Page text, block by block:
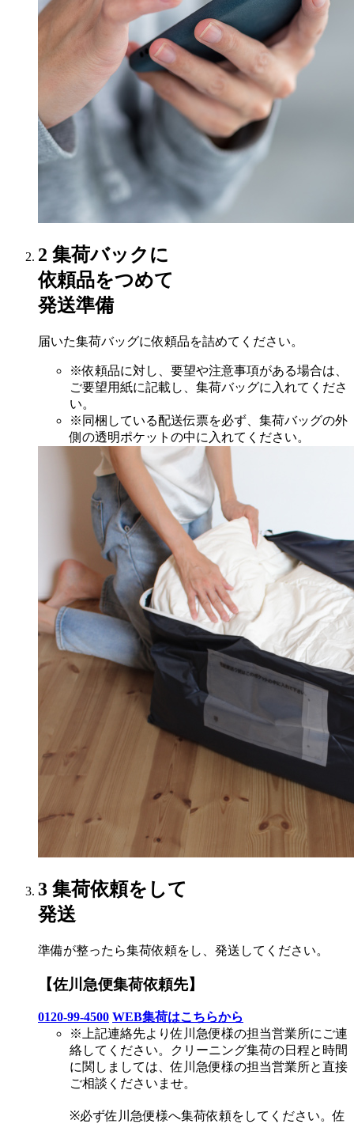
2 集荷バックに
依頼品をつめて
発送準備
届いた集荷バッグに依頼品を詰めてください。
※依頼品に対し、要望や注意事項がある場合は、
ご要望用紙に記載し、集荷バッグに入れてくださ
い。
※同梱している配送伝票を必ず、集荷バッグの外
側の透明ポケットの中に入れてください。
3 集荷依頼をして
発送
準備が整ったら集荷依頼をし、発送してください。
【佐川急便集荷依頼先】
0120-99-4500 WEB集荷はこちらから
※上記連絡先より佐川急便様の担当営業所にご連
絡してください。クリーニング集荷の日程と時間
に関しましては、佐川急便様の担当営業所と直接
ご相談くださいませ。
※必ず佐川急便様へ集荷依頼をしてください。佐